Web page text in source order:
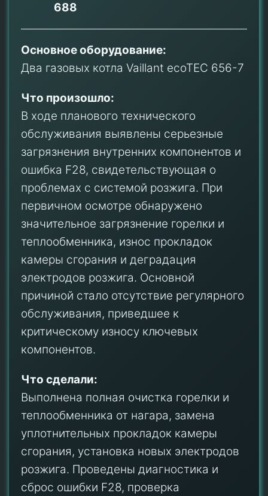
688
Основное оборудование:
Два газовых котла Vaillant ecoTEC 656-7
Что произошло:
В ходе планового технического
обслуживания выявлены серьезные
загрязнения внутренних компонентов и
ошибка F28, свидетельствующая о
проблемах с системой розжига. При
первичном осмотре обнаружено
значительное загрязнение горелки и
теплообменника, износ прокладок
камеры сгорания и деградация
электродов розжига. Основной
причиной стало отсутствие регулярного
обслуживания, приведшее к
критическому износу ключевых
компонентов.
Что сделали:
Выполнена полная очистка горелки и
теплообменника от нагара, замена
уплотнительных прокладок камеры
сгорания, установка новых электродов
розжига. Проведены диагностика и
сброс ошибки F28, проверка